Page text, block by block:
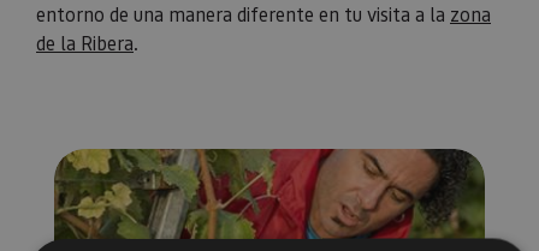
entorno de una manera diferente en tu visita a la zona
de la Ribera.